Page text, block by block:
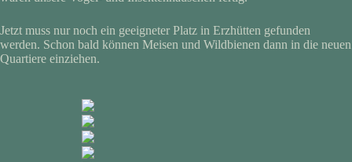
Jetzt muss nur noch ein geeigneter Platz in Erzhütten gefunden
werden. Schon bald können Meisen und Wildbienen dann in die neuen
Quartiere einziehen.